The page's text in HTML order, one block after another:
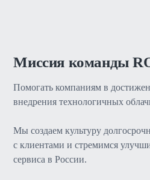
Миссия команды
Помогать компаниям в
внедрения технологичных
Мы создаем культуру
с клиентами и стремимся
сервиса в России.